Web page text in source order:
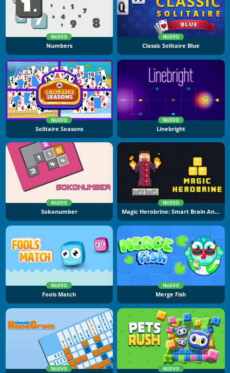
NUEVO
Numbers
NUEVO
Classic Solitaire Blue
NUEVO
Solitaire Seasons
NUEVO
Linebright
NUEVO
Sokonumber
NUEVO
Magic Herobrine: Smart Brain And Puzzle Quest
NUEVO
Fools Match
NUEVO
Merge Fish
NUEVO NUEVO